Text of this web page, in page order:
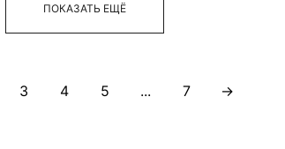
ПОКАЗАТЬ ЕЩЁ
3 4 5 ... 7 →